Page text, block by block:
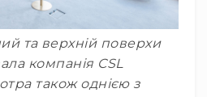
та верхній поверхи
компанія CSL
також однією з